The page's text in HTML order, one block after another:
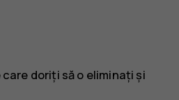
doriți să o eliminați și